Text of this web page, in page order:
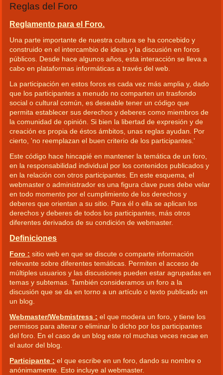
Reglas del Foro
Reglamento para el Foro.
Una parte importante de nuestra cultura se ha concebido y
construido en el intercambio de ideas y la discusión en foros
públicos. Desde hace algunos años, esta interacción se lleva a
cabo en plataformas informáticas a través del web.
La participación en estos foros es cada vez más amplia y, dado
que los participantes a menudo no comparten un trasfondo
social o cultural común, es deseable tener un código que
permita establecer sus derechos y deberes como miembros de
la comunidad de opinión. Si bien la libertad de expresión y de
creación es propia de éstos ámbitos, unas reglas ayudan. Por
cierto, 'no reemplazan el buen criterio de los participantes.'
Este código hace hincapié en mantener la temática de un foro,
en la responsabilidad individual por los contenidos publicados y
en la relación con otros participantes. En este esquema, el
webmaster o administrador es una figura clave pues debe velar
en todo momento por el cumplimiento de los derechos y
deberes que orientan a su sitio. Para él o ella se aplican los
derechos y deberes de todos los participantes, más otros
diferentes derivados de su condición de webmaster.
Definiciones
Foro : sitio web en que se discute o comparte información
relevante sobre diferentes temáticas. Permiten el acceso de
múltiples usuarios y las discusiones pueden estar agrupadas en
temas y subtemas. También consideramos un foro a la
discusión que se da en torno a un artículo o texto publicado en
un blog.
Webmaster/Webmistress : el que modera un foro, y tiene los
permisos para alterar o eliminar lo dicho por los participantes
del foro. En el caso de un blog este rol muchas veces recae en
el autor del blog.
Participante : el que escribe en un foro, dando su nombre o
anónimamente. Esto incluye al webmaster.